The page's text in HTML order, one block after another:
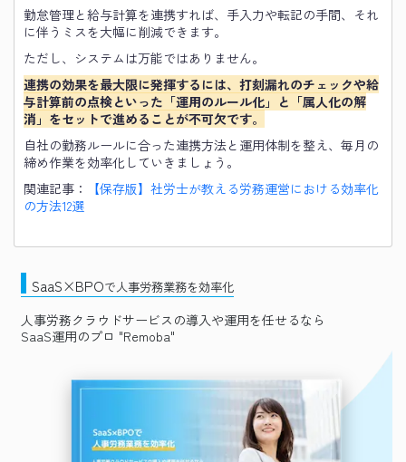
勤怠管理と給与計算を連携すれば、手入力や転記の手間、それ
に伴うミスを大幅に削減できます。
ただし、システムは万能ではありません。
連携の効果を最大限に発揮するには、打刻漏れのチェックや給
与計算前の点検といった「運用のルール化」と「属人化の解
消」をセットで進めることが不可欠です。
自社の勤務ルールに合った連携方法と運用体制を整え、毎月の
締め作業を効率化していきましょう。
関連記事：
【保存版】社労士が教える労務運営における効率化
の方法12選
SaaS×BPOで人事労務業務を効率化
人事労務クラウドサービスの導入や運用を任せるなら
SaaS運用のプロ "Remoba"